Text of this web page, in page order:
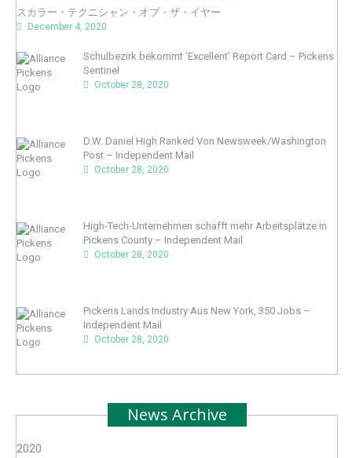
スカラー・テクニシャン・オブ・ザ・イヤー
December 4, 2020
Schulbezirk bekommt ‘Excellent’ Report Card – Pickens
Sentinel
October 28, 2020
D.W. Daniel High Ranked Von Newsweek/Washington
Post – Independent Mail
October 28, 2020
High-Tech-Unternehmen schafft mehr Arbeitsplätze in
Pickens County – Independent Mail
October 28, 2020
Pickens Lands Industry Aus New York, 350 Jobs –
Independent Mail
October 28, 2020
News Archive
2020